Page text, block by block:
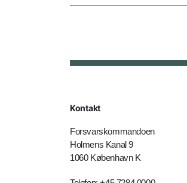
Kontakt
Forsvarskommandoen
Holmens Kanal 9
1060 København K